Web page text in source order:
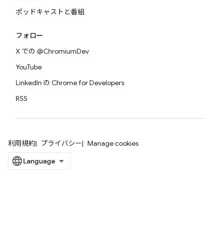
ポッドキャストと番組
フォロー
X での @ChromiumDev
YouTube
LinkedIn の Chrome for Developers
RSS
利用規約 プライバシー Manage cookies